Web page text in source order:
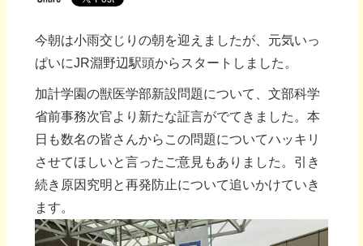
今朝は小雨交じりの朝を迎えましたが、元気いっ
ぱいにJR淵野辺駅頭からスタートしました。
加計学園の獣医学部新設問題について、文部科学
省前事務次官より新たな証言がでてきました。本
日も数名の皆さんからこの問題についてハッキリ
させてほしいと言ったご意見もありました。引き
続き原因究明と再発防止について追いかけていき
ます。